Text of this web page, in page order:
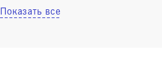
Показать все